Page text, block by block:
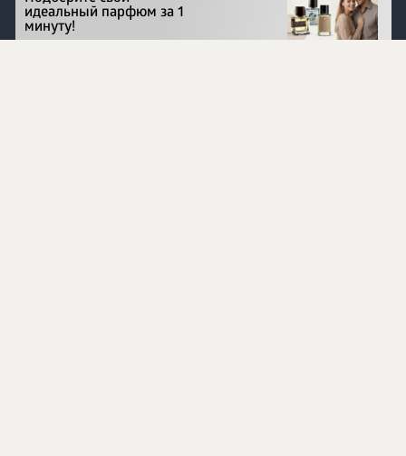
Перейти на сайт
идеальный парфюм за 1
минуту!